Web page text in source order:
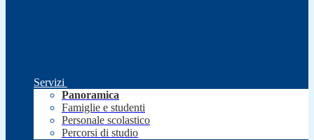
Servizi
Panoramica
Famiglie e studenti
Personale scolastico
Percorsi di studio